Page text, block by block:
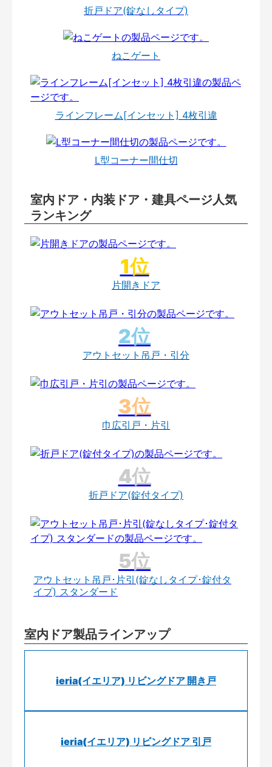
折戸ドア(錠なしタイプ)
ねこゲート
ラインフレーム[インセット] 4枚引違
L型コーナー間仕切
室内ドア・内装ドア・建具ページ人気
ランキング
片開きドア
アウトセット吊戸・引分
巾広引戸・片引
折戸ドア(錠付タイプ)
アウトセット吊戸･片引(錠なしタイプ･錠付タ
イプ) スタンダード
室内ドア製品ラインアップ
ieria(イエリア) リビングドア 開き戸
ieria(イエリア) リビングドア 引戸